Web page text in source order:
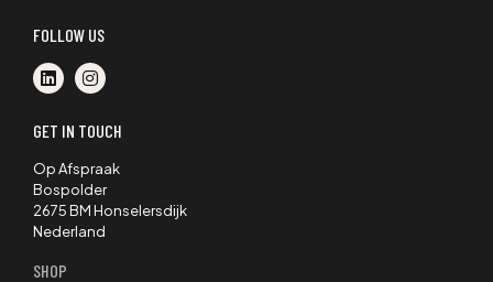
FOLLOW US
GET IN TOUCH
Op Afspraak
Bospolder
2675 BM Honselersdijk
Nederland
SHOP